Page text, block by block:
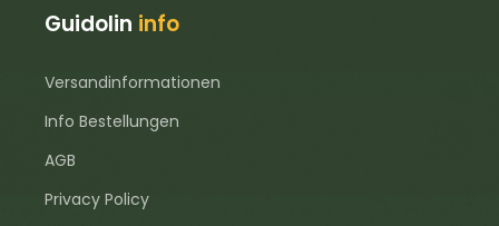
Guidolin info
Versandinformationen
Info Bestellungen
AGB
Privacy Policy